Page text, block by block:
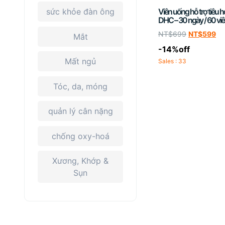
sức khỏe đàn ông
Mắt
Mất ngủ
Tóc, da, móng
quản lý cân nặng
chống oxy-hoá
Xương, Khớp &
Sụn
Viên uống hỗ trợ tiêu
DHC – 30 ngày / 60
NT$699 NT$599
-14%off
Sales : 33